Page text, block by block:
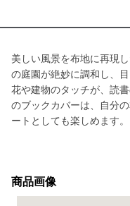
美しい風景を布地に再現
の庭園が絶妙に調和し、
花や建物のタッチが、読
のブックカバーは、自分
ートとしても楽しめます。
商品画像